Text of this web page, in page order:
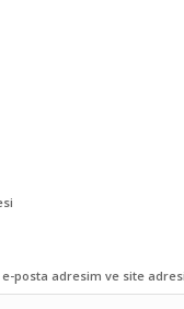
posta adresim ve site